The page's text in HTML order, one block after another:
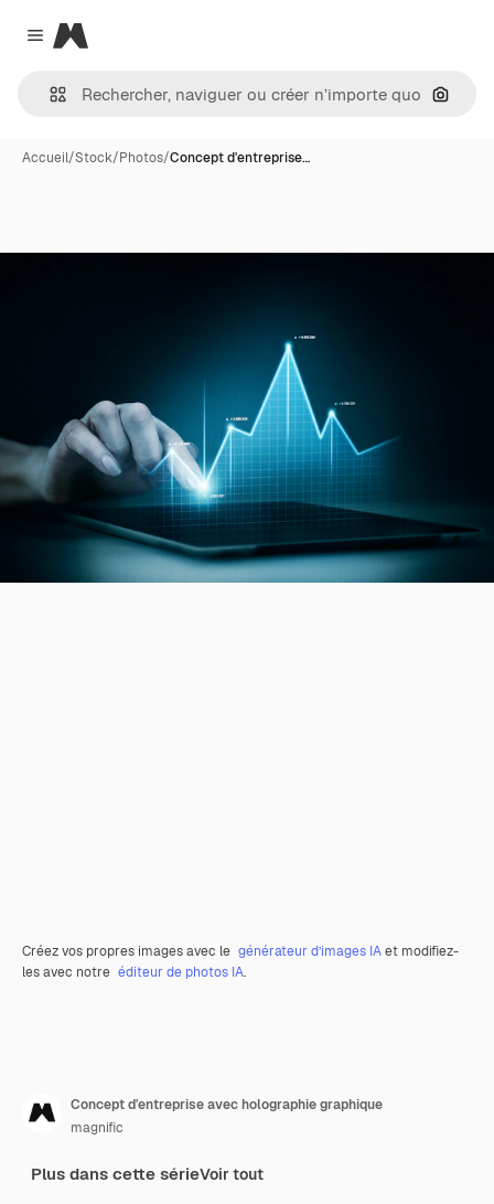
Close menu
Magnific
Accueil/Stock/Photos/Concept d'entreprise…
Créez vos propres images avec le générateur d’images IAet modifiez-
les avec notre éditeur de photos IA.
Concept d'entreprise avec holographie graphique
magnific
Plus dans cette sérieVoir tout